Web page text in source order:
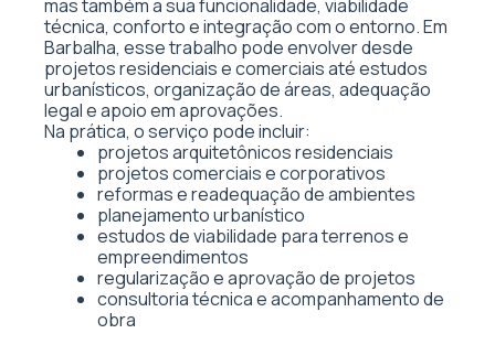
mas também a sua funcionalidade, viabilidade
técnica, conforto e integração com o entorno. Em
Barbalha, esse trabalho pode envolver desde
projetos residenciais e comerciais até estudos
urbanísticos, organização de áreas, adequação
legal e apoio em aprovações.
Na prática, o serviço pode incluir:
projetos arquitetônicos residenciais
projetos comerciais e corporativos
reformas e readequação de ambientes
planejamento urbanístico
estudos de viabilidade para terrenos e
empreendimentos
regularização e aprovação de projetos
consultoria técnica e acompanhamento de
obra